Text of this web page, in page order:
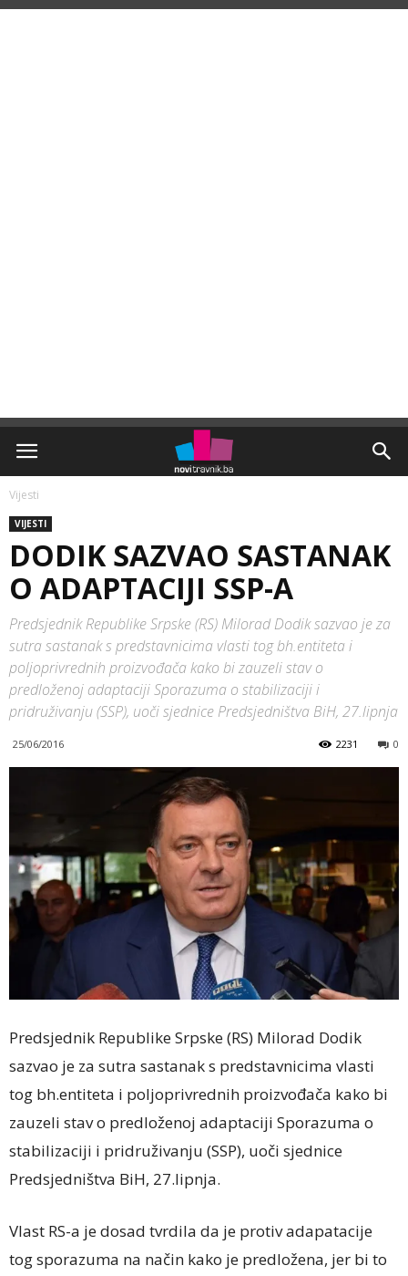
Vijesti
VIJESTI
DODIK SAZVAO SASTANAK
O ADAPTACIJI SSP-A
Predsjednik Republike Srpske (RS) Milorad Dodik sazvao je za
sutra sastanak s predstavnicima vlasti tog bh.entiteta i
poljoprivrednih proizvođača kako bi zauzeli stav o
predloženoj adaptaciji Sporazuma o stabilizaciji i
pridruživanju (SSP), uoči sjednice Predsjedništva BiH, 27.lipnja
25/06/2016 0
2231
Predsjednik Republike Srpske (RS) Milorad Dodik
sazvao je za sutra sastanak s predstavnicima vlasti
tog bh.entiteta i poljoprivrednih proizvođača kako bi
zauzeli stav o predloženoj adaptaciji Sporazuma o
stabilizaciji i pridruživanju (SSP), uoči sjednice
Predsjedništva BiH, 27.lipnja.
Vlast RS-a je dosad tvrdila da je protiv adapatacije
tog sporazuma na način kako je predložena, jer bi to